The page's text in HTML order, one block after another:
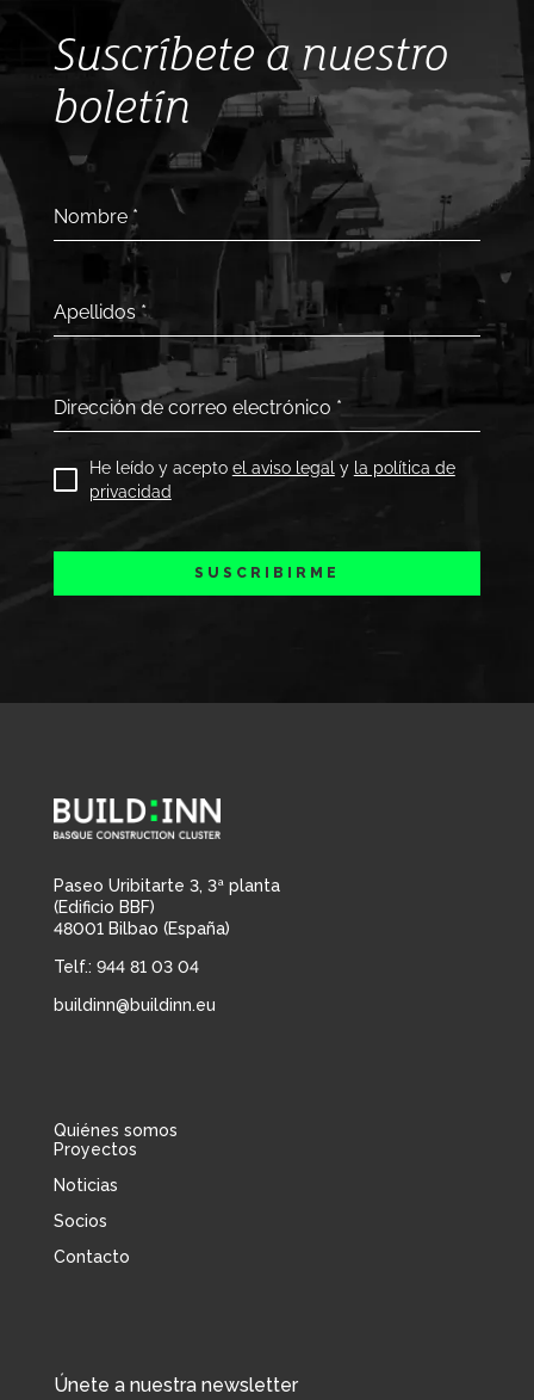
Suscríbete a nuestro
boletín
Nombre *
Apellidos*
Dirección de correo electrónico *
He leído y acepto el aviso legal y la política de
privacidad
SUSCRIBIRME
Paseo Uribitarte 3, 3ª planta
(Edificio BBF)
48001 Bilbao (España)
Telf.: 944 81 03 04
buildinn@buildinn.eu
Quiénes somos
Proyectos
Noticias
Socios
Contacto
Únete a nuestra newsletter